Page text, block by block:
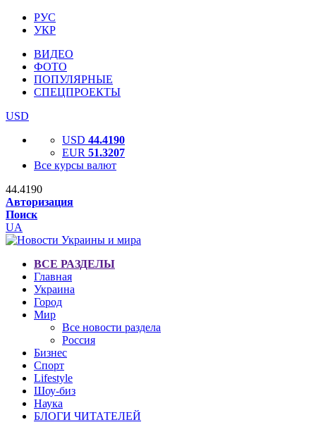
РУС
УКР
ВИДЕО
ФОТО
ПОПУЛЯРНЫЕ
СПЕЦПРОЕКТЫ
USD
USD 44.4190
EUR 51.3207
Все курсы валют
44.4190
Авторизация
Поиск
UA
ВСЕ РАЗДЕЛЫ
Главная
Украина
Город
Мир
Все новости раздела
Россия
Бизнес
Спорт
Lifestyle
Шоу-биз
Наука
БЛОГИ ЧИТАТЕЛЕЙ